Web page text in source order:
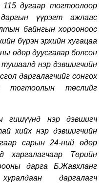
дугаар тогтоолоор
үүрэгт ажлаас
байнгын хорооноос
бүрэн эрхийн хугацаа
өдөр дуусгавар болсон
нэр дэвшигчийн
даргалагчийг сонгох
тогтоолын төслийг
гишүүнд нэр дэвшигч
хийх нэр дэвшигчийн
сарын 24-ний өдөр
харгалагчаар Төрийн
дарга Б.Жавхланг
даргалагч